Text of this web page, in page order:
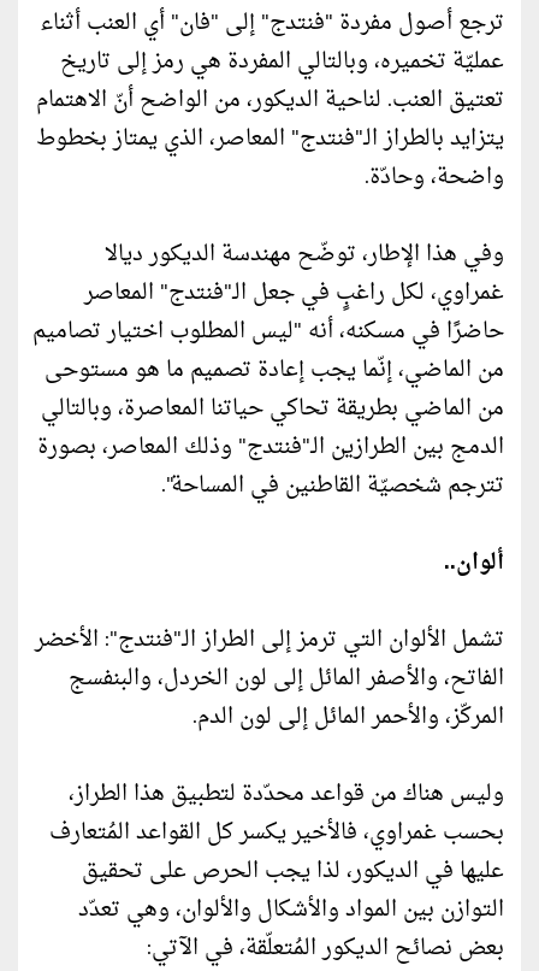
ترجع أصول مفردة "فنتدج" إلى "فان" أي العنب أثناء
عمليّة تخميره، وبالتالي المفردة هي رمز إلى تاريخ
تعتيق العنب. لناحية الديكور، من الواضح أنّ الاهتمام
يتزايد بالطراز الـ"فنتدج" المعاصر، الذي يمتاز بخطوط
واضحة، وحادّة.
وفي هذا الإطار، توضّح مهندسة الديكور ديالا
غمراوي، لكل راغبٍ في جعل الـ"فنتدج" المعاصر
حاضرًا في مسكنه، أنه "ليس المطلوب اختيار تصاميم
من الماضي، إنّما يجب إعادة تصميم ما هو مستوحى
من الماضي بطريقة تحاكي حياتنا المعاصرة، وبالتالي
الدمج بين الطرازين الـ"فنتدج" وذلك المعاصر، بصورة
تترجم شخصيّة القاطنين في المساحة".
ألوان..
تشمل الألوان التي ترمز إلى الطراز الـ"فنتدج": الأخضر
الفاتح، والأصفر المائل إلى لون الخردل، والبنفسج
المركّز، والأحمر المائل إلى لون الدم.
وليس هناك من قواعد محدّدة لتطبيق هذا الطراز،
بحسب غمراوي، فالأخير يكسر كل القواعد المُتعارف
عليها في الديكور، لذا يجب الحرص على تحقيق
التوازن بين المواد والأشكال والألوان، وهي تعدّد
بعض نصائح الديكور المُتعلّقة، في الآتي: